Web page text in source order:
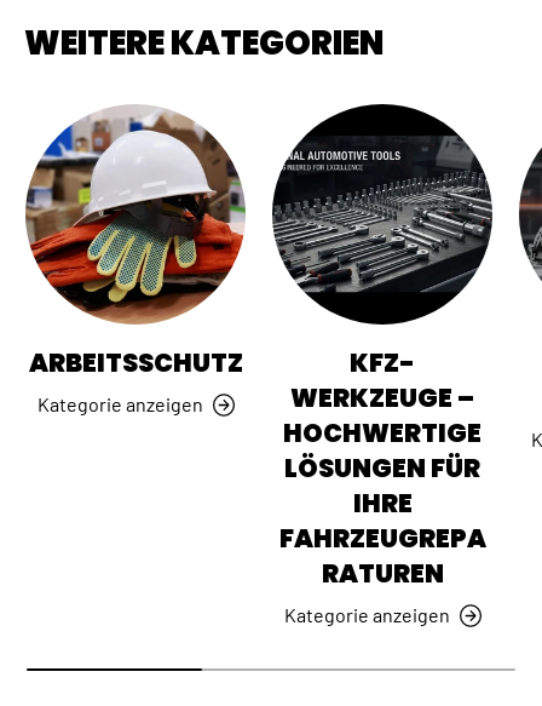
WEITERE KATEGORIEN
ARBEITSSCHUTZ
Kategorie anzeigen
KFZ-
WERKZEUGE –
HOCHWERTIGE
LÖSUNGEN FÜR
IHRE
FAHRZEUGREPA
RATUREN
Kategorie anzeigen